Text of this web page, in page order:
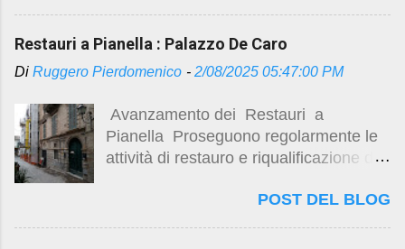
riqualificazione del Palazzo De Caro
Mostra fotografica “Ritorno alla Luce “
Esposizione targhe storiche Brindisi di
Lavori di completamento al palazzo De
Caro alcuni link sui lavori di restauro
di Palazzo De Caro :
magistralearchitettura.design/2024/12/r
estauri-pianella-pescara.html
Restauri a Pianella : Palazzo De Caro
Di Ruggero Pierdomenico - 2/08/2025 05:47:00 PM
Avanzamento dei Restauri a
Pianella Proseguono regolarmente le
attività di restauro e riqualificazione del
particolari complessità nella
risistemazione degli spazi interni . Per
POST DEL BLOG